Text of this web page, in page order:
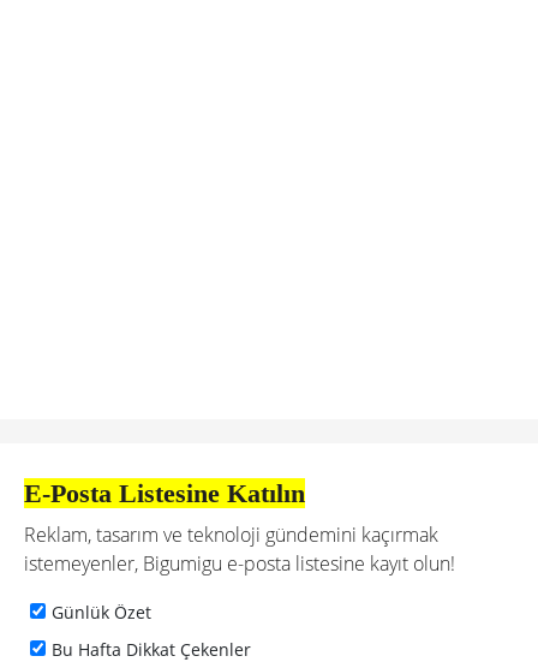
E-Posta Listesine Katılın
Reklam, tasarım ve teknoloji gündemini kaçırmak
istemeyenler, Bigumigu e-posta listesine kayıt olun!
Günlük Özet
Bu Hafta Dikkat Çekenler